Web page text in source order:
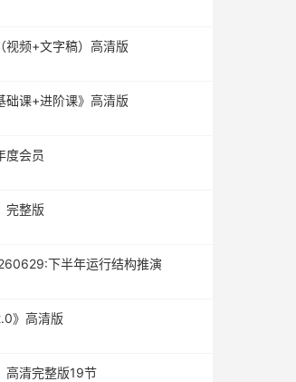
视频+文字稿）高清版
础课+进阶课》高清版
度会员
完整版
下半年运行结构推演
》高清版
高清完整版19节